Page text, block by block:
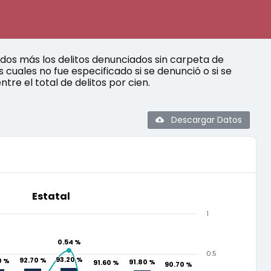
más los delitos denunciados sin carpeta de
no fue especificado si se denunció o si se
el total de delitos por cien.
Descargar Datos
Estatal
%
% 92.70 %
92.70 % 93.20 %
93.20 % 91.60 %
91.60 % 91.80 %
91.80 % 90.70 %
90.70 %
0.54 %
0.54 %
0.22 %
0.5
1